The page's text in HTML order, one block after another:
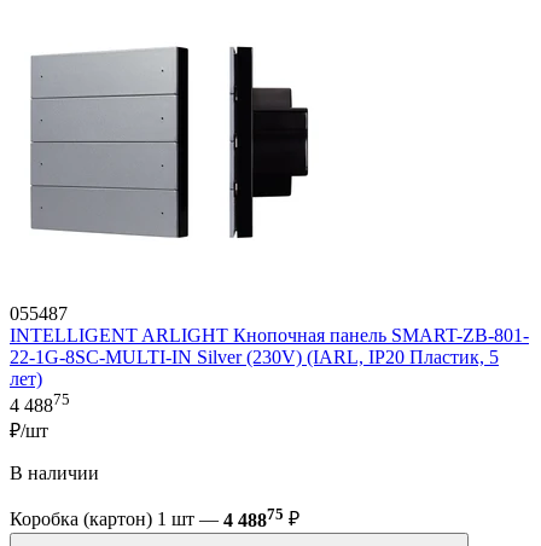
055487
INTELLIGENT ARLIGHT Кнопочная панель SMART-ZB-801-
22-1G-8SC-MULTI-IN Silver (230V) (IARL, IP20 Пластик, 5
лет)
4 48875
₽/шт
В наличии
Коробка (картон) 1 шт — 4 48875 ₽